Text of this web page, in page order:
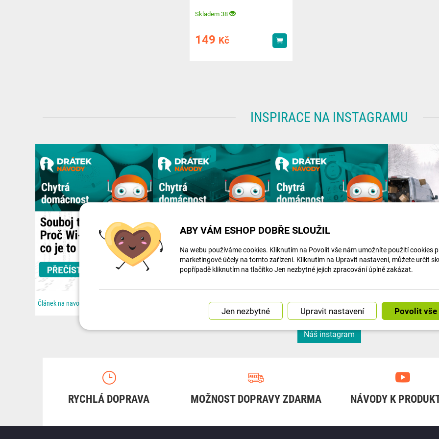
ABY VÁM ESHOP DOBŘE SLOUŽIL
Na webu používáme cookies. Kliknutím na Povolit vše nám umožníte použití cookies
marketingové účely na tomto zařízení. Kliknutím na Upravit nastavení, můžete určit
popřípadě kliknutím na tlačítko Jen nezbytné jejich zpracování úplně zakázat.
Upravit nastavení
Skladem 38
149 Kč Koupit
INSPIRACE NA INSTAGRAMU
Článek na navody.dratek.cz a Centrální mozek: Co je to Hub a proč bez něj chytrou domácnost... Článek na navody.dratek.cz a Úvod do chytré domácnosti. Odkaz také v BIO....
Náš instagram
RYCHLÁ DOPRAVA MOŽNOST DOPRAVY ZDARMA NÁVODY K